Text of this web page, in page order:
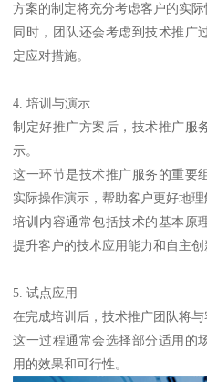
方案的制定将充分考虑客户的实
同时，团队还会考虑到技术推广
定应对措施。
4. 培训与演示
制定好推广方案后，技术推广服
示。
这一环节是技术推广服务的重要
实际操作演示，帮助客户更好地理
培训内容通常包括技术的基本原
提升客户的技术应用能力和自主创
5. 试点应用
在完成培训后，技术推广团队将与
这一过程通常会选择部分适用的
用的效果和可行性。